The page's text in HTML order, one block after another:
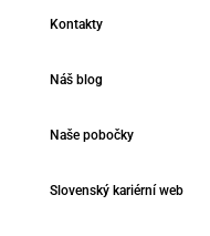
Kontakty
Náš blog
Naše pobočky
Slovenský kariérní web